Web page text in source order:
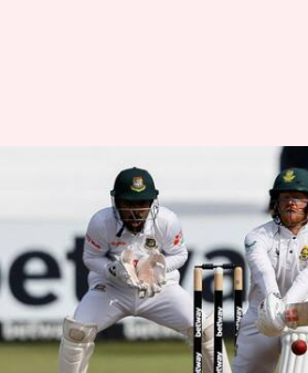
बांग्लादेश बनाम दक्षिण
वेरेने ने लगाया अपना
शतक, जानिए आंकड़े
लेखन अंकित पसबोला Oct 22, 2024 01:43 pm
क्या है खबर?